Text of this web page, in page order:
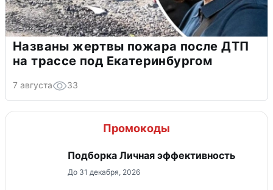
Названы жертвы пожара после ДТП
на трассе под Екатеринбургом
7 августа 33
Промокоды
Подборка Личная эффективность
До 31 декабря, 2026